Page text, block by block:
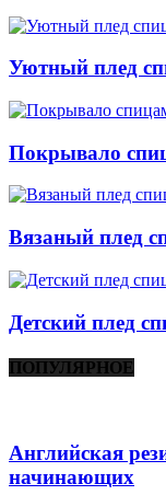
Уютный плед
Покрывало
Вязаный плед
Детский плед
ПОПУЛЯРНОЕ
Английская
начинающих